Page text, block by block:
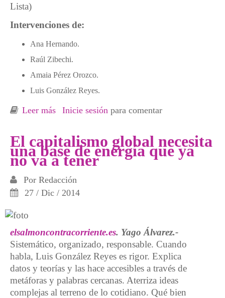
Lista)
Intervenciones de:
Ana Hernando.
Raúl Zibechi.
Amaia Pérez Orozco.
Luis González Reyes.
Leer más sobre Madrid: Presentación de la 2ª edición
Inicie sesión para comentar
El capitalismo global necesita
una base de energía que ya
no va a tener
Por Redacción
27 / Dic / 2014
elsalmoncontracorriente.es. Yago Álvarez.-
Sistemático, organizado, responsable. Cuando
habla, Luis González Reyes es rigor. Explica
datos y teorías y las hace accesibles a través de
metáforas y palabras cercanas. Aterriza ideas
complejas al terreno de lo cotidiano. Qué bien